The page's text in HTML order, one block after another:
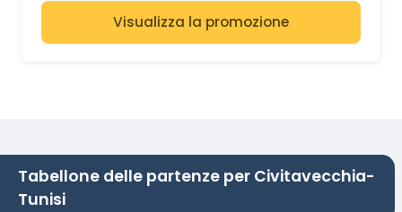
Visualizza la promozione
Tabellone delle partenze per Civitavecchia-
Tunisi